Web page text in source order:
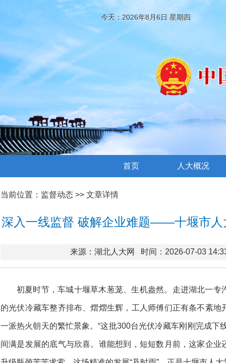
今天：2026年8月6日 星期四
首页 人大概况
当前位置： 监督动态 >> 文章详情
深入一线监督 破解企业难题——十堰市人
来源：湖北人大网 时间：2026-07-03
初夏时节，车城十堰草木葱茏、生机盎然。走进湖北一
的光伏冷藏车整齐排布、熠熠生辉，工人师傅们正有条不紊
一派热火朝天的繁忙景象。“这批300台光伏冷藏车刚刚完成下
间满是发展的底气与欣喜。谁能想到，短短数月前，这家企